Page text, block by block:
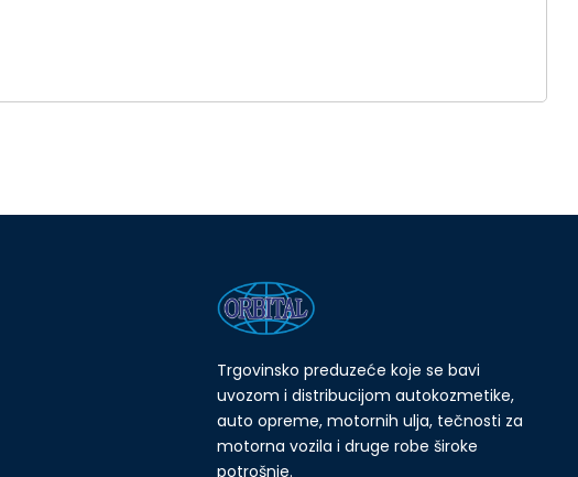
Trgovinsko preduzeće koje se bavi
uvozom i distribucijom autokozmetike,
auto opreme, motornih ulja, tečnosti za
motorna vozila i druge robe široke
potrošnje.